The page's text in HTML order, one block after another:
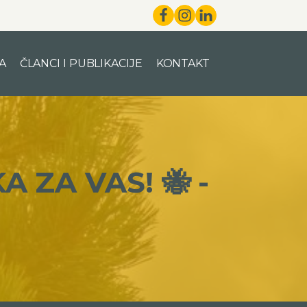
ČLANCI I PUBLIKACIJE KONTAKT
ZA VAS! 🐝 -